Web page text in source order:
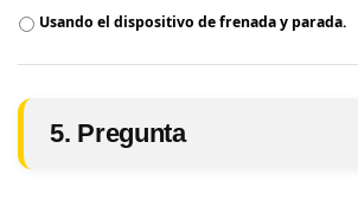
Usando el dispositivo de frenada y parada.
5. Pregunta